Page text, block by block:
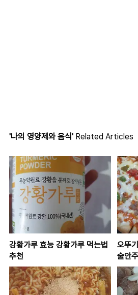
'나의 영양제와 음식' Related Articles
강황가루 효능 강황가루 먹는법
추천
오뚜
술안